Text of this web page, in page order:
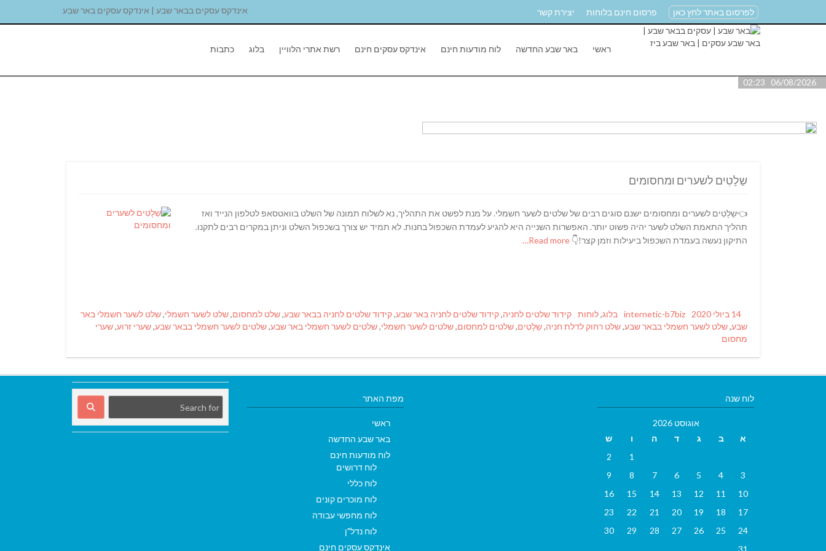
אינדקס עסקים בבאר שבע | אינדקס עסקים באר שבע לפרסום באתר לחץ כאן פרסום חינם בלוחות יצירת קשר
ראשי באר שבע החדשה לוח מודעות חינם אינדקס עסקים חינם רשת אתרי הלוויין בלוג כתבות
06/08/2026 02:23
שַלָטִים לשערים ומחסומים
👈שַלָטִים לשערים ומחסומים ישנם סוגים רבים של שלטים לשער חשמלי. על מנת לפשט את התהליך, נא לשלוח תמונה של השלט בוואטסאפ לטלפון הנייד ואז
תהליך התאמת השלט לשער יהיה פשוט יותר. האפשרות השנייה היא להגיע לעמדת השכפול בחנות. לא תמיד יש צורך בשכפול השלט וניתן במקרים רבים לתקנו.
התיקון נעשה בעמדת השכפול ביעילות וזמן קצר!👇
Posted
on
14 ביולי 2020 Author
internetic-b7biz
Categories
בלוג,לוחות Tags
קידוד שלטים לחניה,קידוד שלטים לחניה באר שבע,קידוד שלטים לחניה בבאר שבע,שלט למחסום,שלט לשער חשמלי,שלט לשער חשמלי באר
שבע,שלט לשער חשמלי בבאר שבע,שלט רחוק לדלת חניה,שַלָטִים,שלטים למחסום,שלטים לשער חשמלי,שלטים לשער חשמלי באר שבע,שלטים לשער חשמלי בבאר שבע,שערי זרוע,שערי
מחסום
מפת האתר
ראשי
באר שבע החדשה
לוח מודעות חינם
לוח דרושים
לוח כללי
לוח מוכרים קונים
לוח מחפשי עבודה
לוח נדל"ן
אינדקס עסקים חינם
לוח שנה
אוגוסט 2026
א
ב ג ד ה ו
ש
1
2
3
4
5
6
7
8
9
10
11
12
13
14
15
16
17
18
19
20
21
22
23
24
25
26
27
28
29
30
31